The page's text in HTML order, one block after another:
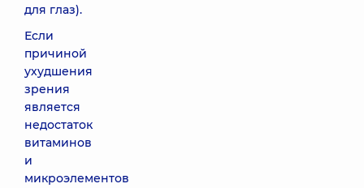
для глаз).
Если
причиной
ухудшения
зрения
является
недостаток
витаминов
и
микроэлементов